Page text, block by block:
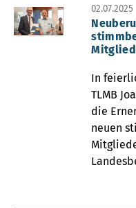
02.07.2025
In
TLMB
die
neuen